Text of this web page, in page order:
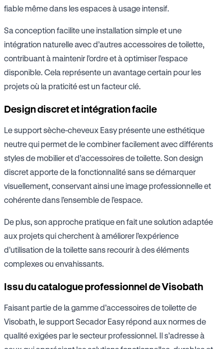
fiable même dans les espaces à usage intensif.
Sa conception facilite une installation simple et une
intégration naturelle avec d’autres accessoires de toilette,
contribuant à maintenir l’ordre et à optimiser l’espace
disponible. Cela représente un avantage certain pour les
projets où la praticité est un facteur clé.
Design discret et intégration facile
Le support sèche-cheveux Easy présente une esthétique
neutre qui permet de le combiner facilement avec différents
styles de mobilier et d’accessoires de toilette. Son design
discret apporte de la fonctionnalité sans se démarquer
visuellement, conservant ainsi une image professionnelle et
cohérente dans l’ensemble de l’espace.
De plus, son approche pratique en fait une solution adaptée
aux projets qui cherchent à améliorer l’expérience
d’utilisation de la toilette sans recourir à des éléments
complexes ou envahissants.
Issu du catalogue professionnel de Visobath
Faisant partie de la gamme d’accessoires de toilette de
Visobath, le support Secador Easy répond aux normes de
qualité exigées par le secteur professionnel. Il s’adresse à